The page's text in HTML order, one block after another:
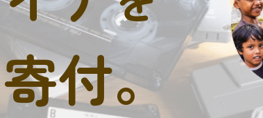
付。